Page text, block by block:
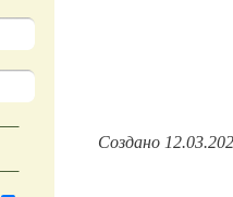
Создано